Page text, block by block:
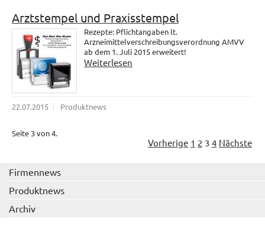
Arztstempel und Praxisstempel
Rezepte: Pflichtangaben lt.
Arzneimittelverschreibungsverordnung AMVV
ab dem 1. Juli 2015 erweitert!
Weiterlesen
22.07.2015 Produktnews
Seite 3 von 4.
Vorherige 1 2 3 4 Nächste
Firmennews
Produktnews
Archiv